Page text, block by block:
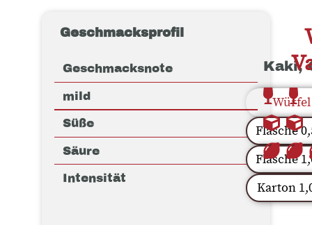
Geschmacksprofil
Geschmacksnote Kaki,
mild
Süße
Säure
Intensität
Würfel
Flasche
Flasche
Karton